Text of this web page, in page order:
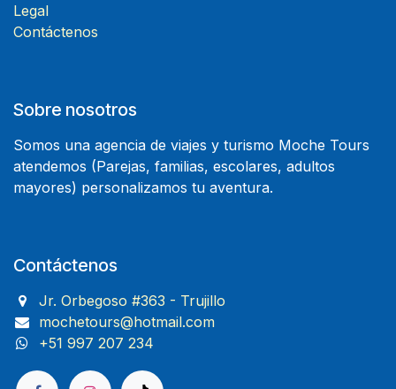
Legal
Contáctenos
Sobre nosotros
Somos una agencia de viajes y turismo Moche Tours
atendemos (Parejas, familias, escolares, adultos
mayores) personalizamos tu aventura.
Contáctenos
Jr. Orbegoso #363 - Trujillo
mochetours@hotmail.com
+51 997 207 234